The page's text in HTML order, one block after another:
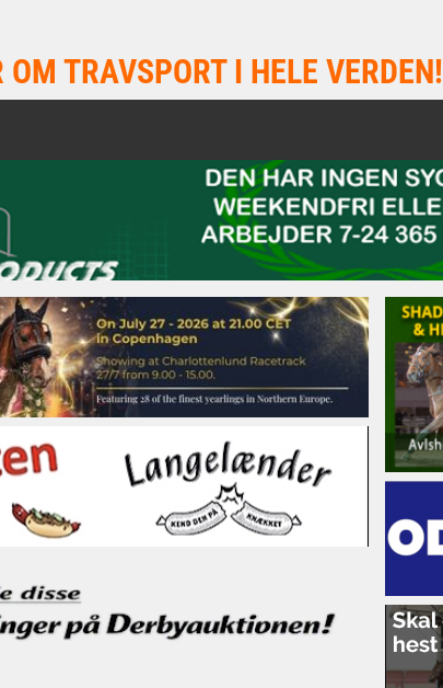
TRAVSPORT I HELE VERDEN!